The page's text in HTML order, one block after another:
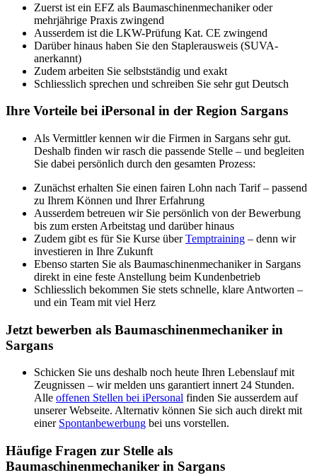
Zuerst ist ein EFZ als Baumaschinenmechaniker oder
mehrjährige Praxis zwingend
Ausserdem ist die LKW-Prüfung Kat. CE zwingend
Darüber hinaus haben Sie den Staplerausweis (SUVA-
anerkannt)
Zudem arbeiten Sie selbstständig und exakt
Schliesslich sprechen und schreiben Sie sehr gut Deutsch
Ihre Vorteile bei iPersonal in der Region Sargans
Als Vermittler kennen wir die Firmen in Sargans sehr gut.
Deshalb finden wir rasch die passende Stelle – und begleiten
Sie dabei persönlich durch den gesamten Prozess:
Zunächst erhalten Sie einen fairen Lohn nach Tarif – passend
zu Ihrem Können und Ihrer Erfahrung
Ausserdem betreuen wir Sie persönlich von der Bewerbung
bis zum ersten Arbeitstag und darüber hinaus
Zudem gibt es für Sie Kurse überTemptraining – denn wir
investieren in Ihre Zukunft
Ebenso starten Sie als Baumaschinenmechaniker in Sargans
direkt in eine feste Anstellung beim Kundenbetrieb
Schliesslich bekommen Sie stets schnelle, klare Antworten –
und ein Team mit viel Herz
Jetzt bewerben als Baumaschinenmechaniker in
Sargans
Schicken Sie uns deshalb noch heute Ihren Lebenslauf mit
Zeugnissen – wir melden uns garantiert innert 24 Stunden.
Alle offenen Stellen bei iPersonal finden Sie ausserdem auf
unserer Webseite. Alternativ können Sie sich auch direkt mit
einer Spontanbewerbung bei uns vorstellen.
Häufige Fragen zur Stelle als
Baumaschinenmechaniker in Sargans